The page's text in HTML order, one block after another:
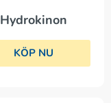
Hydrokinon
KÖP NU